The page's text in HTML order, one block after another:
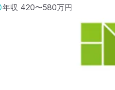
年収 420〜580万円